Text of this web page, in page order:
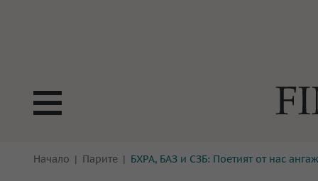
БОРСИ
Начало Парите БХРА, БАЗ и СЗБ: Поетият от нас